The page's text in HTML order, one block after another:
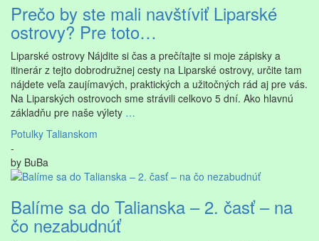
Prečo by ste mali navštíviť Liparské
ostrovy? Pre toto…
Liparské ostrovy Nájdite si čas a prečítajte si moje zápisky a
itinerár z tejto dobrodružnej cesty na Liparské ostrovy, určite tam
nájdete veľa zaujímavých, praktických a užitočných rád aj pre vás.
Na Liparských ostrovoch sme strávili celkovo 5 dní. Ako hlavnú
základňu pre naše výlety …
Potulky Talianskom
-
by BuBa
Balíme sa do Talianska – 2. časť – na
čo nezabudnúť